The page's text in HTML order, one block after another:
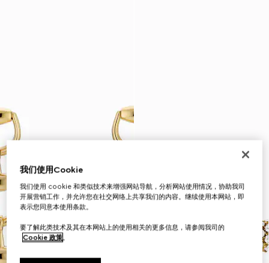
我们使用Cookie
我们使用 cookie 和类似技术来增强网站导航，分析网站使用情况，协助我司
开展营销工作，并允许您在社交网络上共享我们的内容。继续使用本网站，即
表示您同意本使用条款。
要了解此类技术及其在本网站上的使用相关的更多信息，请参阅我司的
Cookie 政策。